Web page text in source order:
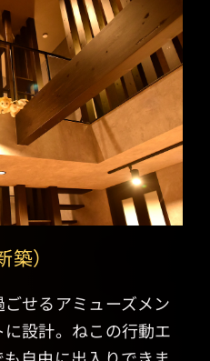
）
せるアミューズメン
設計。ねこの行動エ